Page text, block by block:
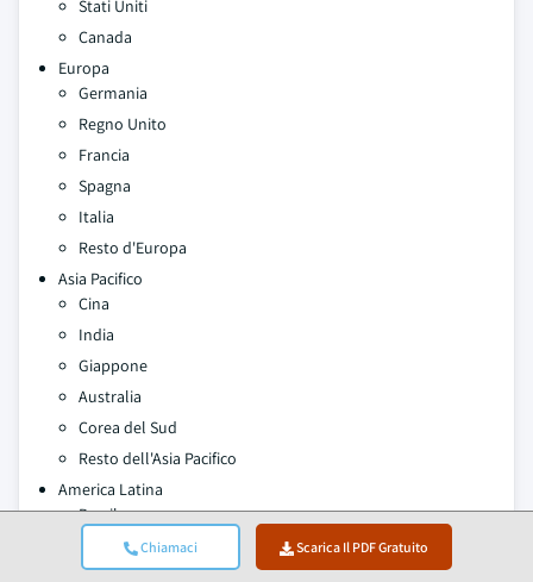
Chiamaci Scarica Il PDF Gratuito
Stati Uniti
Canada
Europa
Germania
Regno Unito
Francia
Spagna
Italia
Resto d'Europa
Asia Pacifico
Cina
India
Giappone
Australia
Corea del Sud
Resto dell'Asia Pacifico
America Latina
Brasile
Messico
Argentina